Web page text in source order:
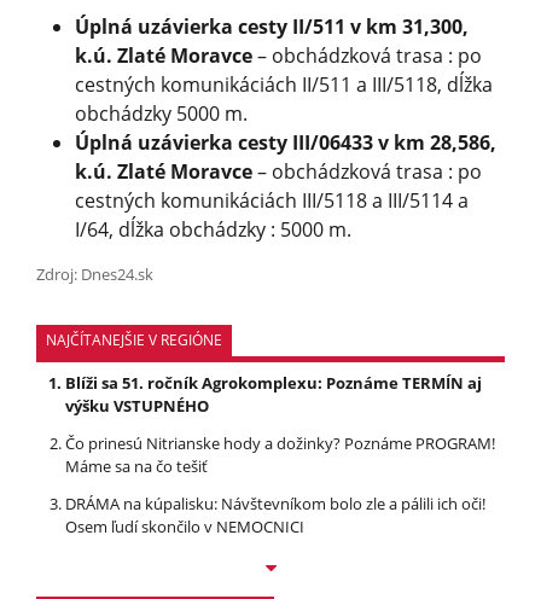
Úplná uzávierka cesty II/511 v km 31,300,
k.ú. Zlaté Moravce– obchádzková trasa : po
cestných komunikáciách II/511 a III/5118, dĺžka
obchádzky 5000 m.
Úplná uzávierka cesty III/06433 v km 28,586,
k.ú. Zlaté Moravce– obchádzková trasa : po
cestných komunikáciách III/5118 a III/5114 a
I/64, dĺžka obchádzky : 5000 m.
Zdroj: Dnes24.sk
NAJČÍTANEJŠIE V REGIÓNE
Blíži sa 51. ročník Agrokomplexu: Poznáme TERMÍN aj
výšku VSTUPNÉHO
Čo prinesú Nitrianske hody a dožinky? Poznáme PROGRAM!
Máme sa na čo tešiť
DRÁMA na kúpalisku: Návštevníkom bolo zle a pálili ich oči!
Osem ľudí skončilo v NEMOCNICI